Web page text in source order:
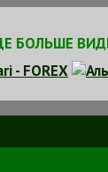
БОЛЬШЕ